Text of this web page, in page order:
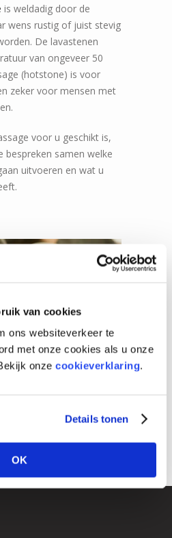
van cookies
ons websiteverkeer te
met onze cookies als u onze
onze cookieverklaring.
Details tonen
OK
is weldadig door de
wens rustig of juist stevig
De lavastenen
van ongeveer 50
(hotstone) is voor
zeker voor mensen met
voor u geschikt is,
bespreken samen welke
uitvoeren en wat u